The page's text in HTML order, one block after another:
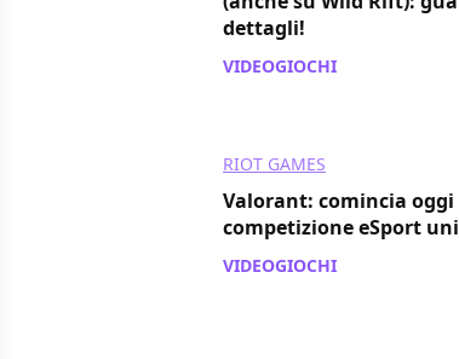
dettagli!
VIDEOGIOCHI
RIOT GAMES
Valorant: comincia oggi
competizione eSport
VIDEOGIOCHI